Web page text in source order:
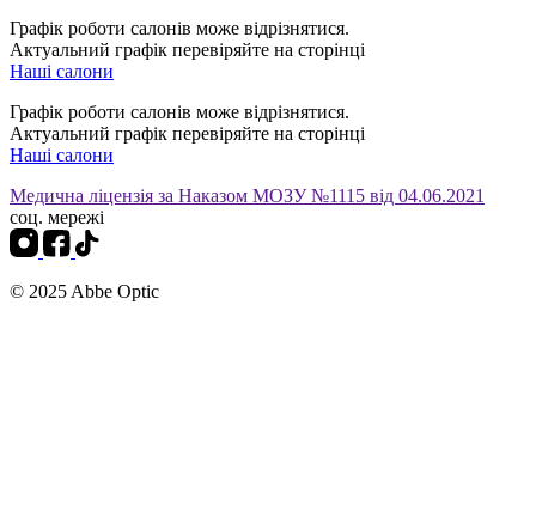
Графік роботи салонів може відрізнятися.
Актуальний графік перевіряйте на сторінці
Наші салони
Графік роботи салонів може відрізнятися.
Актуальний графік перевіряйте на сторінці
Наші салони
Медична ліцензія за Наказом МОЗУ №1115 від 04.06.2021
соц. мережі
© 2025 Abbe Optic